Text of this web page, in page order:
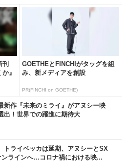
刊
』
GOETHEとFINCHIがタッグを組
み、新メディアを創設
PR(FINCHI on GOETHE)
新作『未来のミライ』がアヌシー映
出！世界での躍進に期待大
トライベッカは延期、アヌシーとSX
ンラインへ…コロナ禍における映...